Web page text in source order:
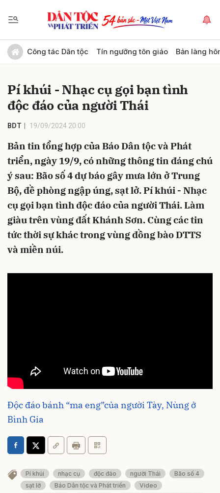
Công tác Dân tộc Tín ngưỡng tôn giáo Bản làng
Pí khúi - Nhạc cụ gọi bạn tình
độc đáo của người Thái
BDT 19/09/2024 20:00
Bản tin tổng hợp của Báo Dân tộc và Phát
triển, ngày 19/9, có những thông tin đáng chú
ý sau: Bão số 4 dự báo gây mưa lớn ở Trung
Bộ, đề phòng ngập úng, sạt lở. Pí khúi - Nhạc
cụ gọi bạn tình độc đáo của người Thái. Làm
giàu trên vùng đất Khánh Sơn. Cùng các tin
tức thời sự khác trong vùng đồng bào DTTS
và miền núi.
Độc đáo bánh “ma eng”của người Tày, Nùng ở
Bình Gia
Pí khúi nhạc cụ độc đáo người Thái
Bão số 4
sạt lở
Báo Dân tộc và Phát triển
Video
Gửi bình luận
Hủy Gửi